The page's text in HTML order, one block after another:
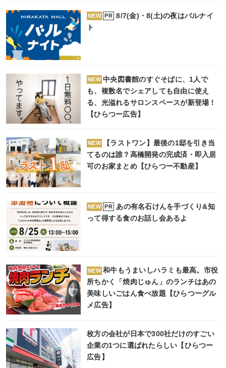
NEW PR
8/7(金)・8(土)の夜はバルナイ
ト
NEW 中央図書館のすぐそばに、1人で
も、複数名でシェアしても自由に使え
る、光溢れるサロンスペースが新登場！
【ひらつー広告】
NEW
【ラストワン】最後の1邸を引き当
てるのは誰？高橋開発の完成済・即入居
可のお家まとめ【ひらつー不動産】
NEW PR
あの有名石けんを手づくり&知
って得する食のお話し会あるよ
NEW 和牛もうまいしハラミも最高。市役
所ちかく「焼肉じゅん」のランチはあの
美味しいごはん食べ放題【ひらつーグル
メ広告】
枚方の会社が日本で300社だけのすごい
企業の1つに選ばれたらしい【ひらつー
広告】